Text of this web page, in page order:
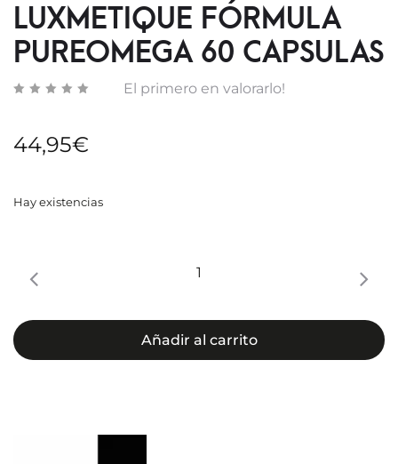
LUXMETIQUE FÓRMULA
PUREOMEGA 60 CAPSULAS
El primero en valorarlo!
44,95€
Hay existencias
FÓRMULA
60
CAPSULAS
Añadir al carrito